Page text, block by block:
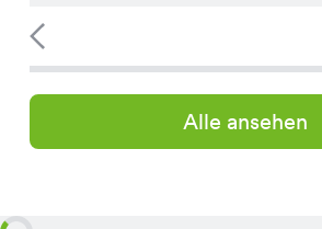
Alle ansehen